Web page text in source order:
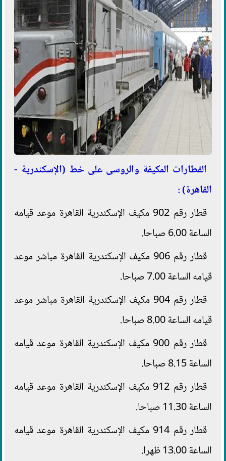
القطارات المكيفة والروسى على خط (الإسكندرية -
القاهرة) :
قطار رقم 902 مكيف الإسكندرية القاهرة موعد قيامه
الساعة 6.00 صباحا.
قطار رقم 906 مكيف الإسكندرية القاهرة مباشر موعد
قيامه الساعة 7.00 صباحا.
قطار رقم 904 مكيف الإسكندرية القاهرة مباشر موعد
قيامه الساعة 8.00 صباحا.
قطار رقم 900 مكيف الإسكندرية القاهرة موعد قيامه
الساعة 8.15 صباحا.
قطار رقم 912 مكيف الإسكندرية القاهرة موعد قيامه
الساعة 11.30 صباحا.
قطار رقم 914 مكيف الإسكندرية القاهرة موعد قيامه
الساعة 13.00 ظهرا.